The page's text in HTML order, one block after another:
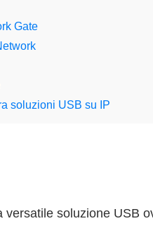
Gate
soluzioni USB su IP
versatile soluzione USB